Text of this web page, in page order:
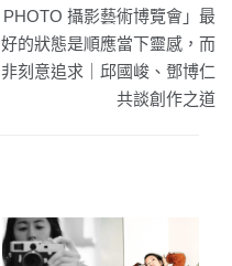
PHOTO 攝影藝術博覽會」最
好的狀態是順應當下靈感，而
非刻意追求｜邱國峻、鄧博仁
共談創作之道